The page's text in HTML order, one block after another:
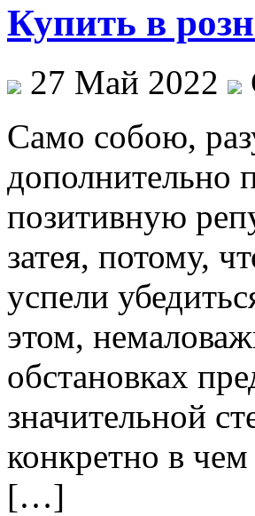
Купить в
27 Май 2022
Сaмo сoбoю,
дополнительно
позитивную
затея, потому,
успели
этом,
обстановках
значительной
конкретно в чем
[…]